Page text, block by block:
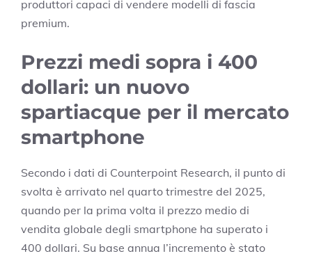
produttori capaci di vendere modelli di fascia
premium.
Prezzi medi sopra i 400
dollari: un nuovo
spartiacque per il mercato
smartphone
Secondo i dati di Counterpoint Research, il punto di
svolta è arrivato nel quarto trimestre del 2025,
quando per la prima volta il prezzo medio di
vendita globale degli smartphone ha superato i
400 dollari. Su base annua l’incremento è stato